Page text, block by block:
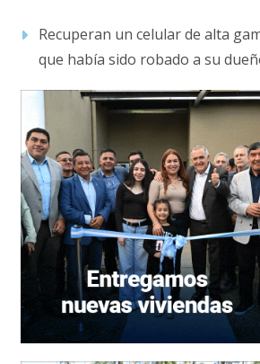
Recuperan un celular de alta
que había sido robado a su